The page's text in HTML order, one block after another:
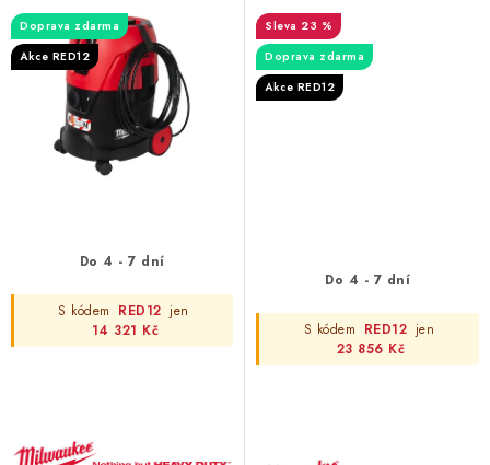
Doprava zdarma
Akce RED12
Do 4 - 7 dní
S kódem RED12 jen
14 321 Kč
23 %
Doprava zdarma
Akce RED12
Do 4 - 7 dní
S kódem RED12 jen
23 856 Kč